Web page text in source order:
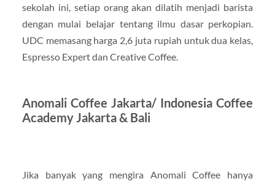
sekolah ini, setiap orang akan dilatih menjadi barista
dengan mulai belajar tentang ilmu dasar perkopian.
UDC memasang harga 2,6 juta rupiah untuk dua kelas,
Espresso Expert dan Creative Coffee.
Anomali Coffee Jakarta/ Indonesia Coffee
Academy Jakarta & Bali
Jika banyak yang mengira Anomali Coffee hanya